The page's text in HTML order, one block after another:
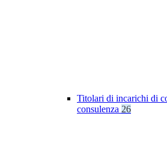
Titolari di incarichi di
consulenza 26